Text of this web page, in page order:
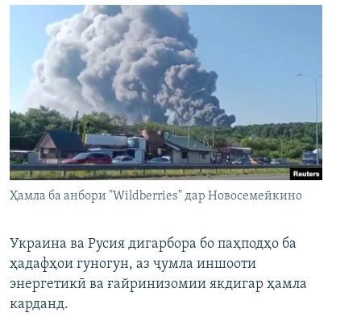
Ҳамла ба анбори "Wildberries" дар Новосемейкино
Украина ва Русия дигарбора бо паҳподҳо ба
ҳадафҳои гуногун, аз ҷумла иншооти
энергетикӣ ва ғайринизомии якдигар ҳамла
карданд.